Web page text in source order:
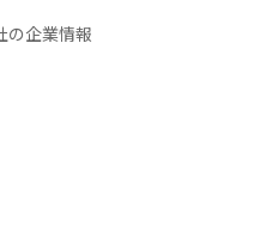
の企業情報